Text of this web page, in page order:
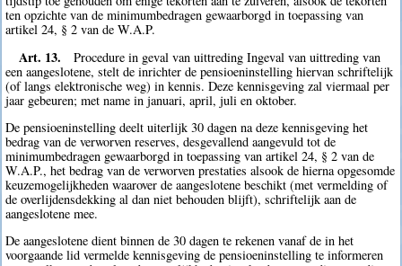
ten opzichte van de minimumbedragen gewaarborgd in toepassing van
artikel 24, § 2 van de W.A.P.
Art. 13.
Procedure in geval van uittreding Ingeval van uittreding van
een aangeslotene, stelt de inrichter de pensioeninstelling hiervan schriftelijk
(of langs elektronische weg) in kennis. Deze kennisgeving zal viermaal per
jaar gebeuren; met name in januari, april, juli en oktober.
De pensioeninstelling deelt uiterlijk 30 dagen na deze kennisgeving het
bedrag van de verworven reserves, desgevallend aangevuld tot de
minimumbedragen gewaarborgd in toepassing van artikel 24, § 2 van de
W.A.P., het bedrag van de verworven prestaties alsook de hierna opgesomde
keuzemogelijkheden waarover de aangeslotene beschikt (met vermelding of
de overlijdensdekking al dan niet behouden blijft), schriftelijk aan de
aangeslotene mee.
De aangeslotene dient binnen de 30 dagen te rekenen vanaf de in het
voorgaande lid vermelde kennisgeving de pensioeninstelling te informeren